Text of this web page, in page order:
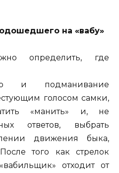
на «вабу»
определить, где
и подманивание
голосом самки,
«манить» и, не
ответов, выбрать
движения быка,
того как стрелок
отходит от